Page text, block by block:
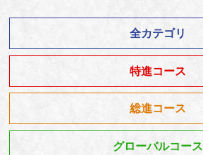
全カテゴリ
特進コース
総進コース
グローバルコース